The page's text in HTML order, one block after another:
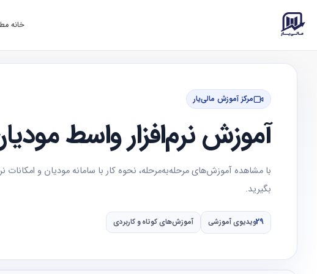
خانه
مرکز آموزش مالی‌یار
آموزش نرم‌افزار واسط
با مشاهده آموزش‌های مرحله‌به‌مرحله، نحوه کار با سامانه مودیان و امکانات
بگیرید.
29ویدیوی آموزشی آموزش‌های کوتاه و کاربردی